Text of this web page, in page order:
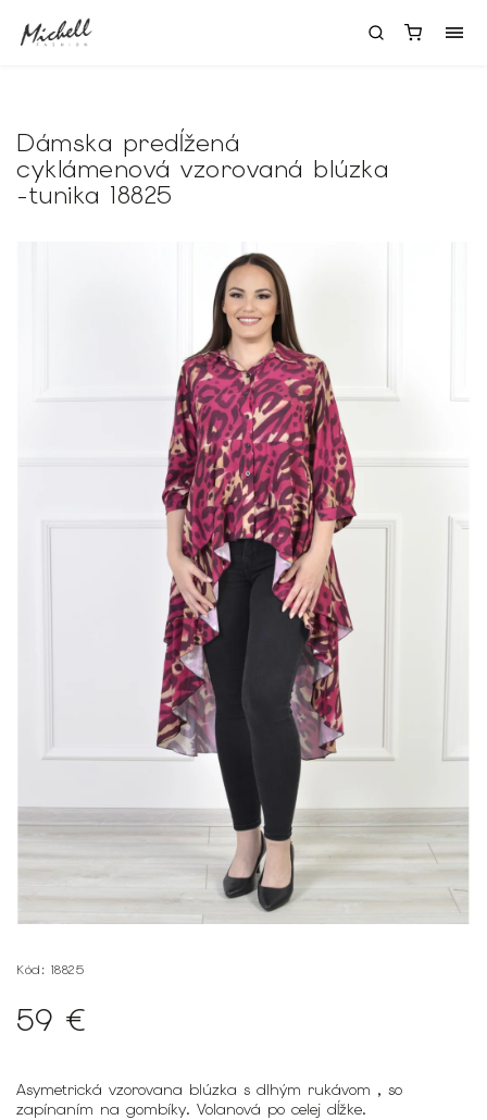
Dámska predĺžená
cyklámenová vzorovaná blúzka
-tunika 18825
Kód: 18825
59 €
Asymetrická vzorovana blúzka s dlhým rukávom , so
zapínaním na gombíky. Volanová po celej dĺžke.